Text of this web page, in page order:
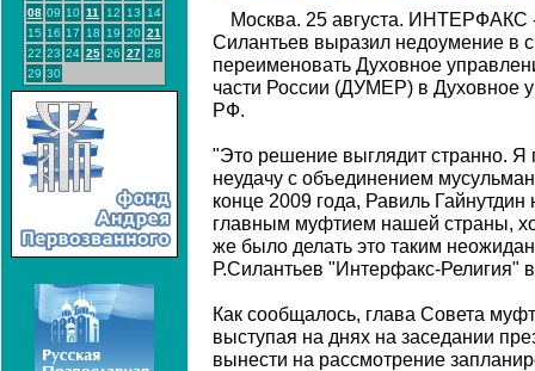
08 09 10 11 12 13
14
15 16 17 18 19 20 21
22 23 24 25 26 27 28
29 30
Москва. 25 августа. ИНТЕРФАКС
Силантьев выразил недоумение в
переименовать Духовное
части России (ДУМЕР) в Духовное
РФ.
"Это решение выглядит странно. Я
неудачу с объединением
конце 2009 года, Равиль Гайнутдин
главным муфтием нашей страны,
же было делать это таким
Р.Силантьев "Интерфакс-Религия"
Как сообщалось, глава Совета
выступая на днях на заседании
вынести на рассмотрение